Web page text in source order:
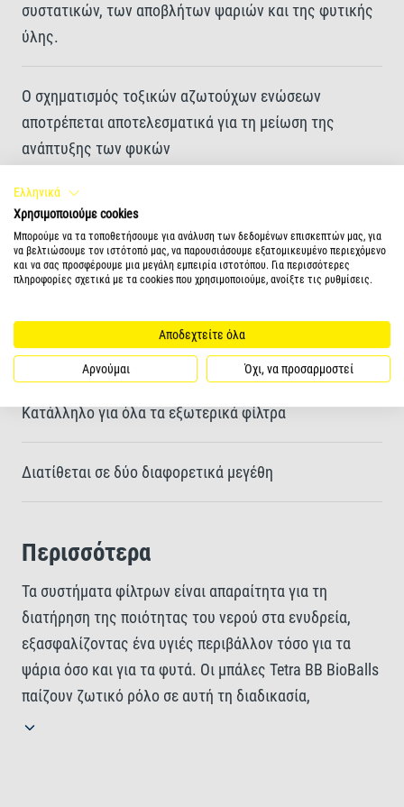
συστατικών, των αποβλήτων ψαριών και της φυτικής
ύλης.
Ο σχηματισμός τοξικών αζωτούχων ενώσεων
αποτρέπεται αποτελεσματικά για τη μείωση της
ανάπτυξης των φυκών
Υψηλά ενεργό βιολογικό φιλτράρισμα από
μακροεπιφάνεια
Ξεπλύνετε με χλιαρό νερό βρύσης πριν από τη χρήση.
Κατάλληλο για όλα τα εξωτερικά φίλτρα
Διατίθεται σε δύο διαφορετικά μεγέθη
Περισσότερα
Τα συστήματα φίλτρων είναι απαραίτητα για τη
διατήρηση της ποιότητας του νερού στα ενυδρεία,
εξασφαλίζοντας ένα υγιές περιβάλλον τόσο για τα
ψάρια όσο και για τα φυτά. Οι μπάλες Tetra BB BioBalls
παίζουν ζωτικό ρόλο σε αυτή τη διαδικασία,
διασπώντας με φυσικό και βιολογικό τρόπο τα
Ελληνικά
Χρησιμοποιούμε cookies
Μπορούμε να τα τοποθετήσουμε για ανάλυση των δεδομένων επισκεπτών μας, για
να βελτιώσουμε τον ιστότοπό μας, να παρουσιάσουμε εξατομικευμένο περιεχόμενο
και να σας προσφέρουμε μια μεγάλη εμπειρία ιστοτόπου. Για περισσότερες
πληροφορίες σχετικά με τα cookies που χρησιμοποιούμε, ανοίξτε τις ρυθμίσεις.
Αποδεχτείτε όλα
Αρνούμαι Όχι, να προσαρμοστεί